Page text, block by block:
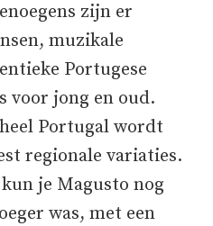
zijn er
muzikale
Portugese
voor jong en oud.
Portugal wordt
regionale variaties.
je Magusto nog
was, met een